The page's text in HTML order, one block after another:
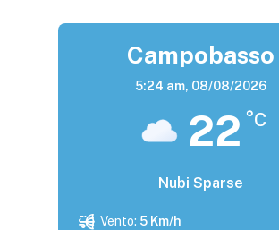
Campobasso
5:24 am, 08/08/2026
22 °C
Nubi Sparse
Vento: 5 Km/h